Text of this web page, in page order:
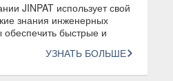
JINPAT использует свой
знания инженерных
обеспечить быстрые и
УЗНАТЬ БОЛЬШЕ